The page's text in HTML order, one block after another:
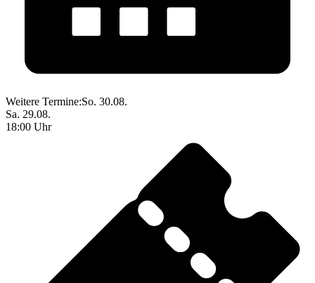
Weitere Termine:So. 30.08.
Sa. 29.08.
18:00 Uhr